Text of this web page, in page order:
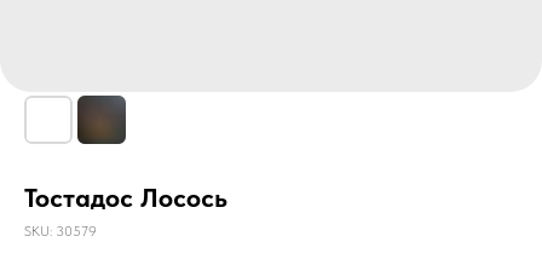
Тостадос Лосось
SKU: 30579